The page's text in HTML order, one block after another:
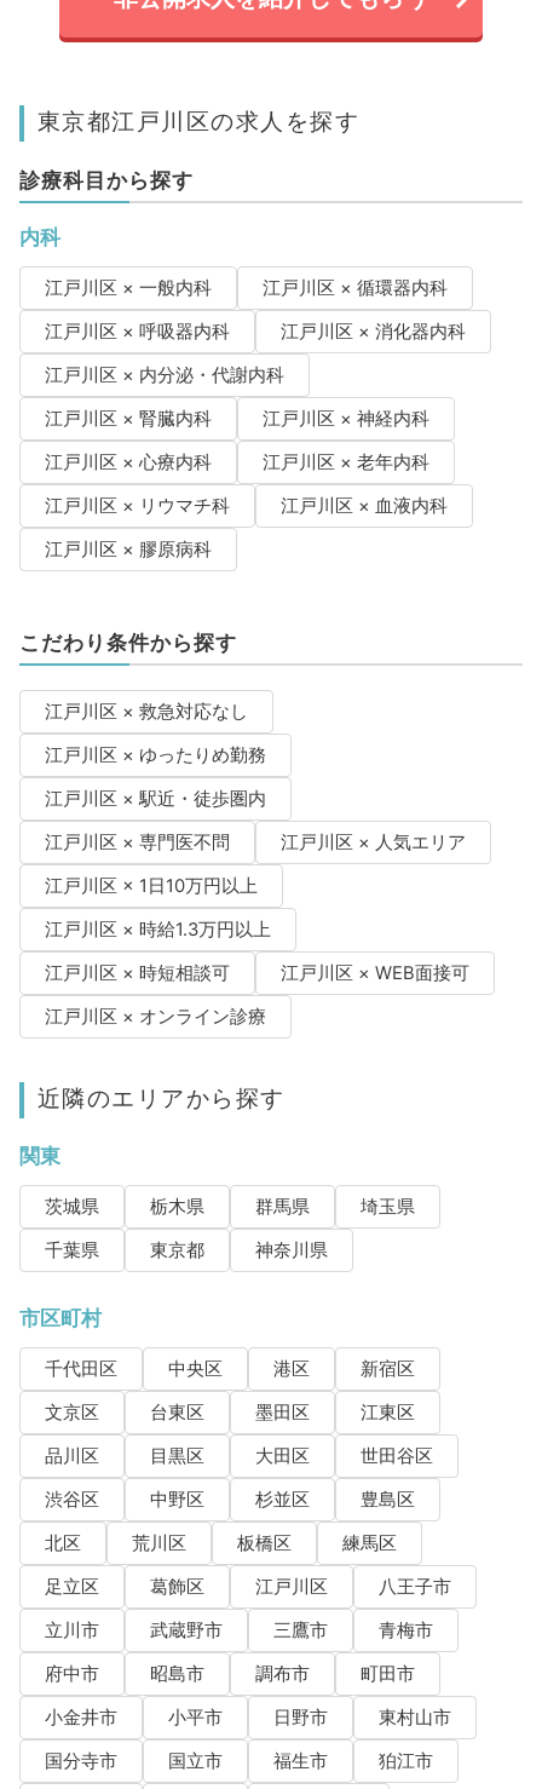
東京都江戸川区の求人を探す
診療科目から探す
内科
江戸川区 × 一般内科
江戸川区 × 循環器内科
江戸川区 × 呼吸器内科
江戸川区 × 消化器内科
江戸川区 × 内分泌・代謝内科
江戸川区 × 腎臓内科
江戸川区 × 神経内科
江戸川区 × 心療内科
江戸川区 × 老年内科
江戸川区 × リウマチ科
江戸川区 × 血液内科
江戸川区 × 膠原病科
こだわり条件から探す
江戸川区 × 救急対応なし
江戸川区 × ゆったりめ勤務
江戸川区 × 駅近・徒歩圏内
江戸川区 × 専門医不問
江戸川区 × 人気エリア
江戸川区 × 1日10万円以上
江戸川区 × 時給1.3万円以上
江戸川区 × 時短相談可
江戸川区 × WEB面接可
江戸川区 × オンライン診療
近隣のエリアから探す
関東
茨城県 栃木県 群馬県
埼玉県
千葉県
東京都 神奈川県
市区町村
千代田区 中央区 港区
新宿区
文京区
台東区 墨田区
江東区
品川区
目黒区 大田区
世田谷区
渋谷区
中野区 杉並区
豊島区
北区
荒川区 板橋区
練馬区
足立区
葛飾区 江戸川区
八王子市
立川市
武蔵野市 三鷹市
青梅市
府中市
昭島市 調布市
町田市
小金井市
小平市 日野市
東村山市
国分寺市
国立市 福生市
狛江市